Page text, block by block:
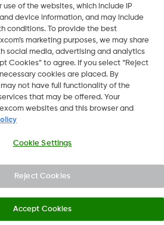
oikeudet pidätetään.
Vaihda aluetta
use of the websites, which include IP
device information, and may include
conditions. To provide the best
marketing purposes, we may share
social media, advertising and analytics
Cookies” to agree. If you select “Reject
cookies are placed. By
not have full functionality of the
that may be offered. Your
websites and this browser and
Cookie Settings
Reject Cookies
Accept Cookies